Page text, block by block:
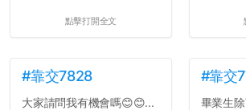
點擊打開全文
#靠交7828
大家請問我有機會嗎😊😊...
#靠交
畢業生